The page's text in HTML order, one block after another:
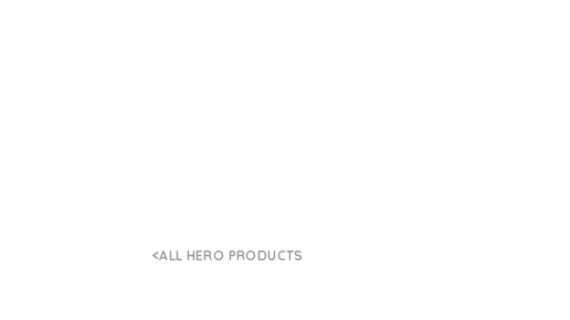
ALL HERO PRODUCTS